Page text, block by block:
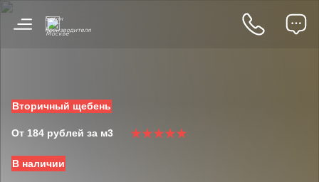
Бетон
от
производителя
в
Москве
Вторичный щебень
От 184 рублей за м3
В наличии